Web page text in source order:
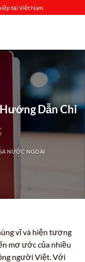
tại Việt Nam
Dẫn Chi
NƯỚC NGOÀI
vĩ và hiện tượng
mơ ước của nhiều
người Việt. Với